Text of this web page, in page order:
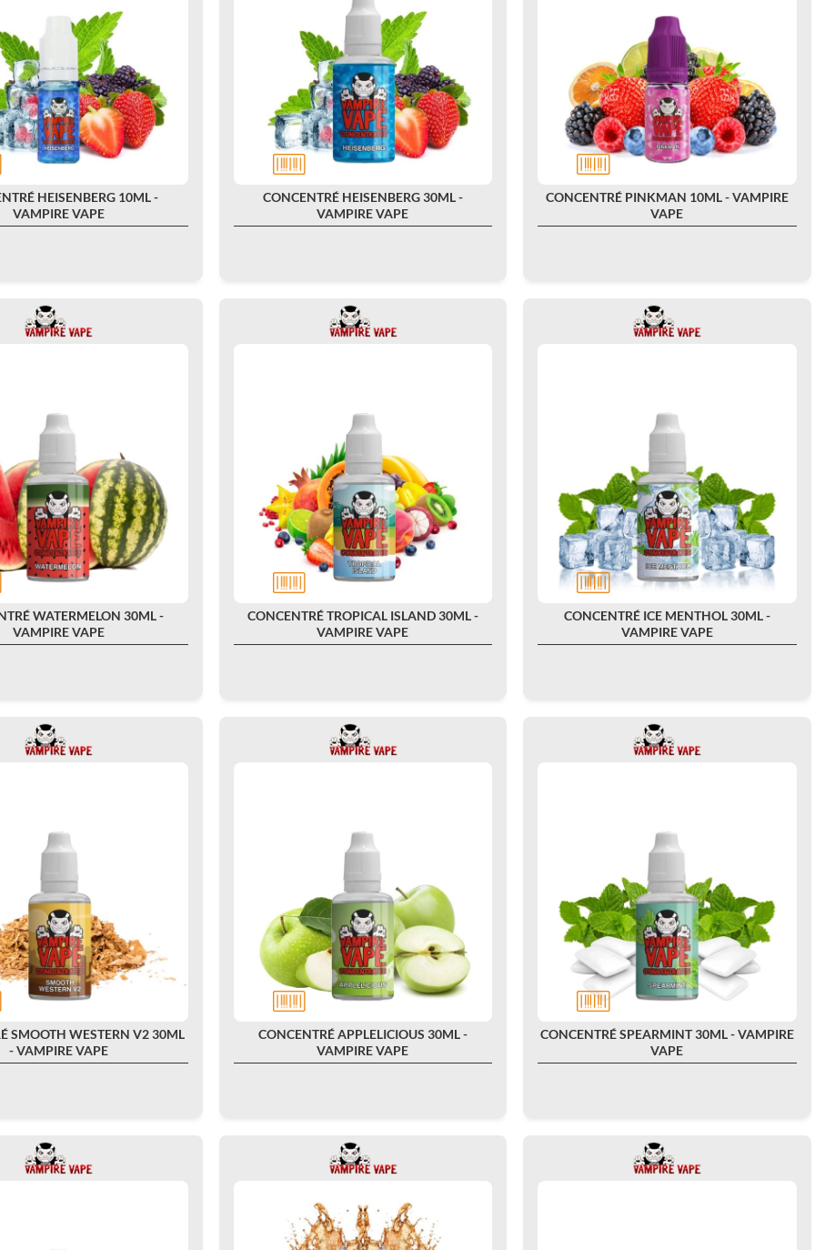
HEISENBERG 10ML -
VAMPIRE VAPE
CONCENTRÉ HEISENBERG 30ML -
VAMPIRE VAPE
CONCENTRÉ PINKMAN 10ML - VAMPIRE
VAPE
WATERMELON 30ML -
VAMPIRE VAPE
CONCENTRÉ TROPICAL ISLAND 30ML -
VAMPIRE VAPE
CONCENTRÉ ICE MENTHOL 30ML -
VAMPIRE VAPE
SMOOTH WESTERN V2 30ML
- VAMPIRE VAPE
CONCENTRÉ APPLELICIOUS 30ML -
VAMPIRE VAPE
CONCENTRÉ SPEARMINT 30ML - VAMPIRE
VAPE